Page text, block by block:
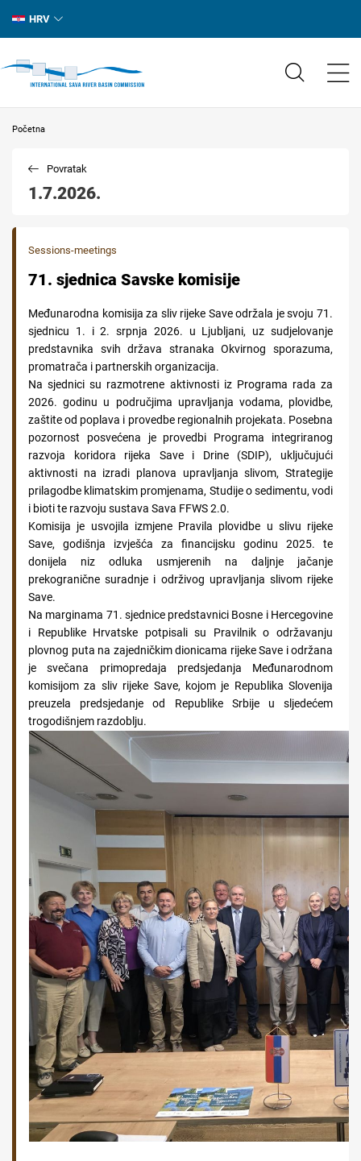
HRV
Početna
1.7.2026.
Povratak
Sessions-meetings
71. sjednica Savske komisije
Međunarodna komisija za sliv rijeke Save održala je svoju 71.
sjednicu 1. i 2. srpnja 2026. u Ljubljani, uz sudjelovanje
predstavnika svih država stranaka Okvirnog sporazuma,
promatrača i partnerskih organizacija.
Na sjednici su razmotrene aktivnosti iz Programa rada za
2026. godinu u područjima upravljanja vodama, plovidbe,
zaštite od poplava i provedbe regionalnih projekata. Posebna
pozornost posvećena je provedbi Programa integriranog
razvoja koridora rijeka Save i Drine (SDIP), uključujući
aktivnosti na izradi planova upravljanja slivom, Strategije
prilagodbe klimatskim promjenama, Studije o sedimentu, vodi
i bioti te razvoju sustava Sava FFWS 2.0.
Komisija je usvojila izmjene Pravila plovidbe u slivu rijeke
Save, godišnja izvješća za financijsku godinu 2025. te
donijela niz odluka usmjerenih na daljnje jačanje
prekogranične suradnje i održivog upravljanja slivom rijeke
Save.
Na marginama 71. sjednice predstavnici Bosne i Hercegovine
i Republike Hrvatske potpisali su Pravilnik o održavanju
plovnog puta na zajedničkim dionicama rijeke Save i održana
je svečana primopredaja predsjedanja Međunarodnom
komisijom za sliv rijeke Save, kojom je Republika Slovenija
preuzela predsjedanje od Republike Srbije u sljedećem
trogodišnjem razdoblju.